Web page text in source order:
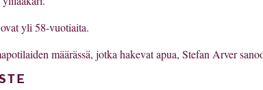
yli 58-vuotiaita.
määrässä, jotka hakevat apua, Stefan Arver